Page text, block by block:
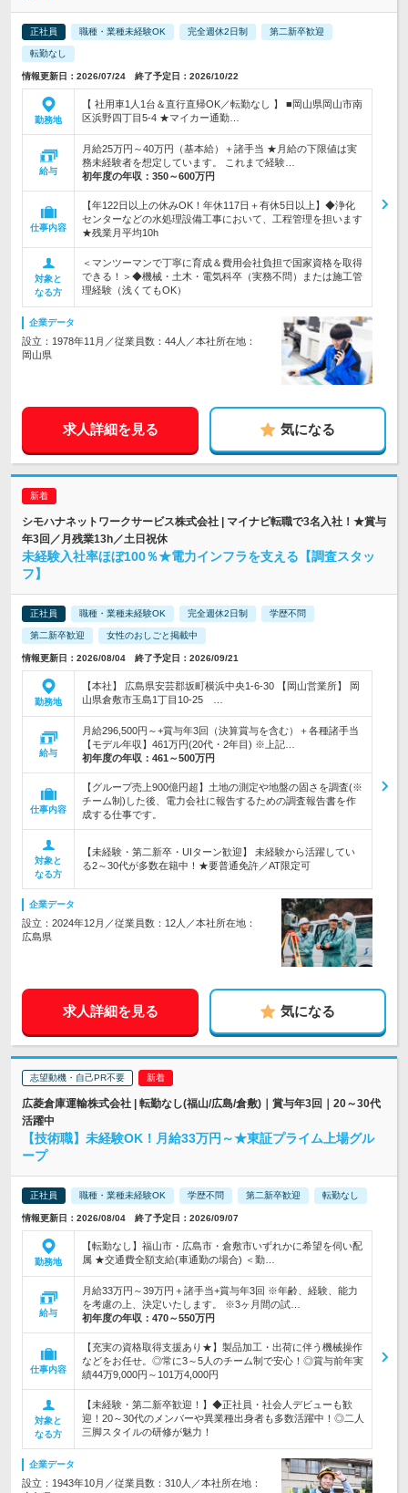
正社員 職種・業種未経験OK 完全週休2日制 第二新卒歓迎
転勤なし
情報更新日：2026/07/24 終了予定日：2026/10/22
勤務地
【 社用車1人1台＆直行直帰OK／転勤なし 】 ■岡山県岡山市南
区浜野四丁目5-4 ★マイカー通勤…
給与
月給25万円～40万円（基本給）＋諸手当 ★月給の下限値は実
務未経験者を想定しています。 これまで経験…
初年度の年収： 350～600万円
仕事内容
【年122日以上の休みOK！年休117日＋有休5日以上】◆浄化
センターなどの水処理設備工事において、工程管理を担います
★残業月平均10h
対象と
なる方
＜マンツーマンで丁寧に育成＆費用会社負担で国家資格を取得
できる！＞◆機械・土木・電気科卒（実務不問）または施工管
理経験（浅くてもOK）
企業データ
設立：1978年11月／従業員数：44人／本社所在地：
岡山県
求人詳細を見る 気になる
シモハナネットワークサービス株式会社 | マイナビ転職で3名入社！★賞与
年3回／月残業13h／土日祝休
未経験入社率ほぼ100％★電力インフラを支える【調査スタッ
フ】
正社員 職種・業種未経験OK 完全週休2日制 学歴不問
第二新卒歓迎 女性のおしごと掲載中
情報更新日：2026/08/04 終了予定日：2026/09/21
勤務地
【本社】 広島県安芸郡坂町横浜中央1-6-30 【岡山営業所】 岡
山県倉敷市玉島1丁目10-25 …
給与
月給296,500円～+賞与年3回（決算賞与を含む）＋各種諸手当
【モデル年収】461万円(20代・2年目) ※上記…
初年度の年収： 461～500万円
仕事内容
【グループ売上900億円超】土地の測定や地盤の固さを調査(※
チーム制)した後、電力会社に報告するための調査報告書を作
成する仕事です。
対象と
なる方
【未経験・第二新卒・UIターン歓迎】 未経験から活躍してい
る2～30代が多数在籍中！★要普通免許／AT限定可
企業データ
設立：2024年12月／従業員数：12人／本社所在地：
広島県
求人詳細を見る 気になる
志望動機・自己PR不要
広菱倉庫運輸株式会社 | 転勤なし(福山/広島/倉敷)｜賞与年3回｜20～30代
活躍中
【技術職】未経験OK！月給33万円～★東証プライム上場グル
ープ
正社員 職種・業種未経験OK 学歴不問 第二新卒歓迎 転勤なし
情報更新日：2026/08/04 終了予定日：2026/09/07
勤務地
【転勤なし】福山市・広島市・倉敷市いずれかに希望を伺い配
属 ★交通費全額支給(車通勤の場合) ＜勤…
給与
月給33万円～39万円＋諸手当+賞与年3回 ※年齢、経験、能力
を考慮の上、決定いたします。 ※3ヶ月間の試…
初年度の年収： 470～550万円
仕事内容
【充実の資格取得支援あり★】製品加工・出荷に伴う機械操作
などをお任せ。◎常に3～5人のチーム制で安心！◎賞与前年実
績44万9,000円～101万4,000円
対象と
なる方
【未経験・第二新卒歓迎！】◆正社員・社会人デビューも歓
迎！20～30代のメンバーや異業種出身者も多数活躍中！◎二人
三脚スタイルの研修が魅力！
企業データ
設立：1943年10月／従業員数：310人／本社所在地：